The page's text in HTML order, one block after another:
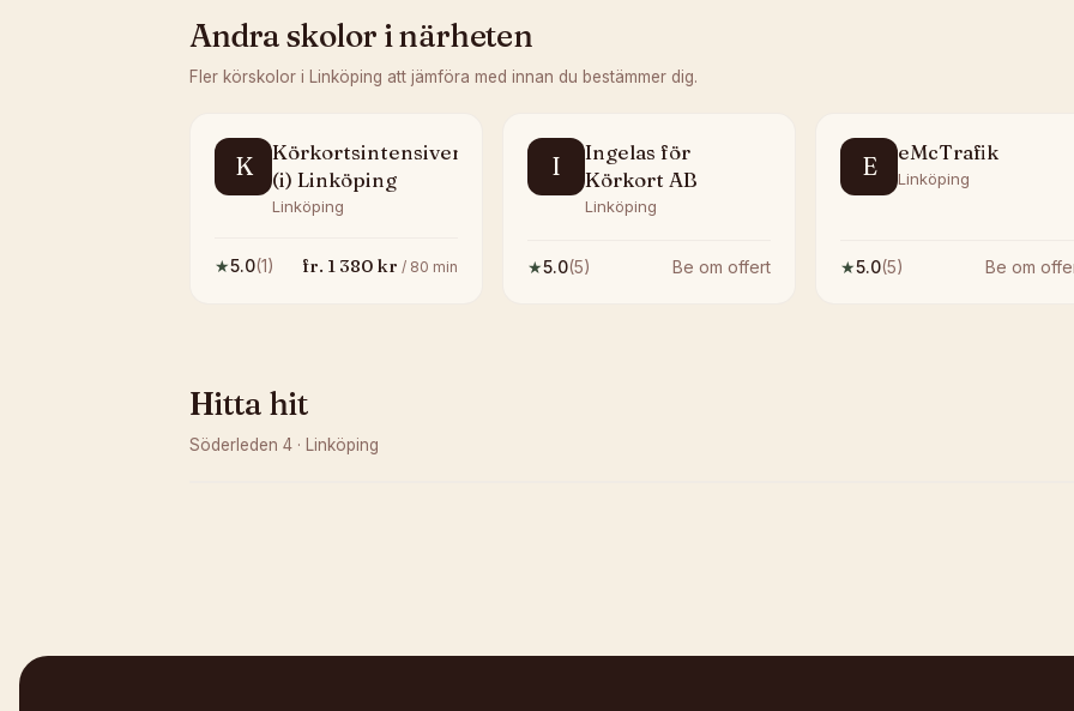
Andra skolor i närheten
Fler körskolor i Linköping att jämföra med innan du bestämmer dig.
K
Körkortsintensiven
(i) Linköping
Linköping
★5.0(1) fr. 1 380 kr / 80 min
I
Ingelas för
Körkort AB
Linköping
★5.0(5) Be om offert
E eMcTrafik
Linköping
★5.0(5) Be om
Hitta hit
Söderleden 4 · Linköping